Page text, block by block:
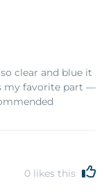
clear and blue it
my favorite part —
0 likes this